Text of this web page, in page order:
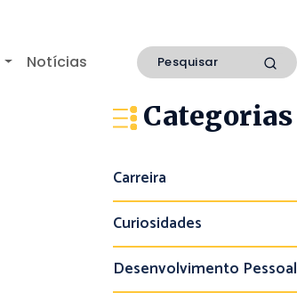
Notícias
Categorias
Carreira
Curiosidades
Desenvolvimento Pessoal